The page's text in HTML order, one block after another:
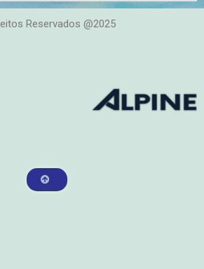
Reservados @2025